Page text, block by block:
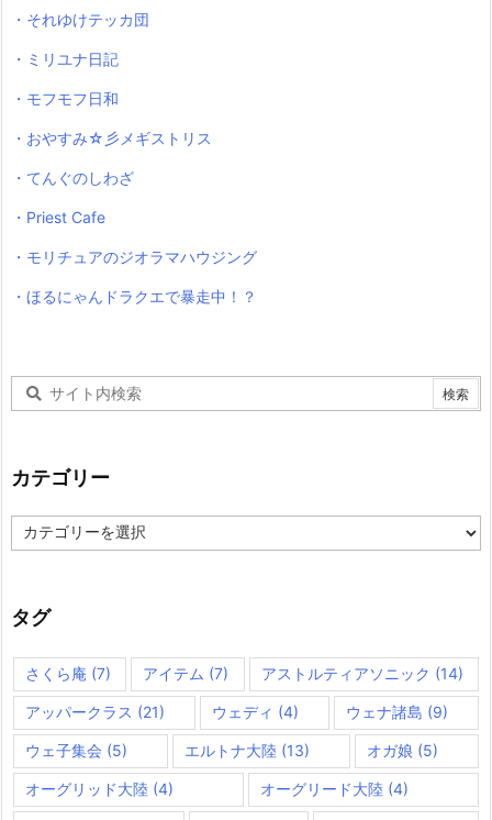
・それゆけテッカ団
・ミリユナ日記
・モフモフ日和
・おやすみ☆彡メギストリス
・てんぐのしわざ
・Priest Cafe
・モリチュアのジオラマハウジング
・ほるにゃんドラクエで暴走中！？
カテゴリー
テ
ー
タグ
さくら庵 (7) アイテム (7) アストルティアソニック (14)
アッパークラス (21) ウェディ (4) ウェナ諸島 (9)
ウェ子集会 (5) エルトナ大陸 (13) オガ娘 (5)
オーグリッド大陸 (4) オーグリード大陸 (4)